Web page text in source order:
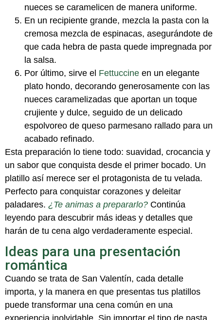
nueces se caramelicen de manera uniforme.
En un recipiente grande, mezcla la pasta con la
cremosa mezcla de espinacas, asegurándote de
que cada hebra de pasta quede impregnada por
la salsa.
Por último, sirve el Fettuccine en un elegante
plato hondo, decorando generosamente con las
nueces caramelizadas que aportan un toque
crujiente y dulce, seguido de un delicado
espolvoreo de queso parmesano rallado para un
acabado refinado.
Esta preparación lo tiene todo: suavidad, crocancia y
un sabor que conquista desde el primer bocado. Un
platillo así merece ser el protagonista de tu velada.
Perfecto para conquistar corazones y deleitar
paladares. ¿Te animas a prepararlo? Continúa
leyendo para descubrir más ideas y detalles que
harán de tu cena algo verdaderamente especial.
Ideas para una presentación
romántica
Cuando se trata de San Valentín, cada detalle
importa, y la manera en que presentas tus platillos
puede transformar una cena común en una
experiencia inolvidable. Sin importar el tipo de pasta